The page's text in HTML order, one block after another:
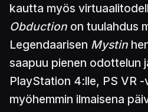
kautta myös
Obduction on tuulahdus
Legendaarisen Mystin
saapuu pienen odottelun
PlayStation 4:lle, PS VR
myöhemmin ilmaisena